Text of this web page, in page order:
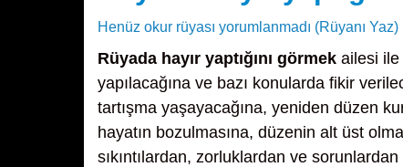
Henüz okur rüyası yorumlanmadı (Rüyanı Yaz)
Rüyada hayır yaptığını görmek ailesi ile
yapılacağına ve bazı konularda fikir
tartışma yaşayacağına, yeniden düzen
hayatın bozulmasına, düzenin alt üst
sıkıntılardan, zorluklardan ve